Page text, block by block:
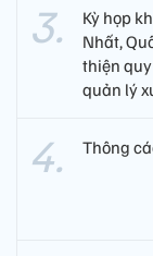
Kỳ họp
Nhất,
thiện
quản lý
Thông